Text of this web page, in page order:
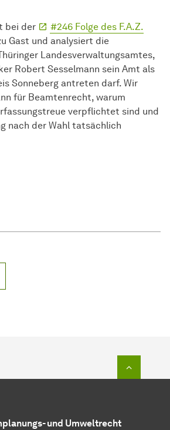
bei der
#246 Folge des F.A.Z.
Gast und analysiert die
Landesverwaltungsamtes,
Robert Sesselmann sein Amt als
Sonneberg antreten darf. Wir
für Beamtenrecht, warum
verpflichtet sind und
nach der Wahl tatsächlich
und Umweltrecht